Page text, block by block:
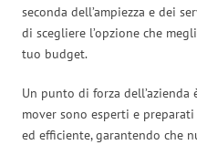
seconda dell’ampiezza e dei
di scegliere l’opzione che
tuo budget.
Un punto di forza dell’azienda
mover sono esperti e
ed efficiente, garantendo che